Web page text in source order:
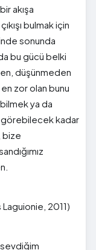
akışa
bulmak için
sonunda
bu gücü belki
düşünmeden
zor olan bunu
ya da
görebilecek kadar
bize
2011)